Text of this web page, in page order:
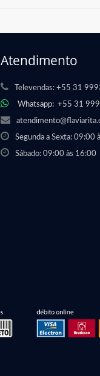
Atendimento
Televendas: +55 31
Whatsapp: +55 31
Segunda a Sexta: 09:00
Sábado: 09:00 às 16:00